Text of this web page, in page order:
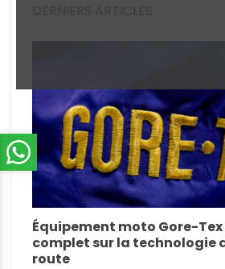
Équipement moto Gore-Tex
complet sur la technologie
route